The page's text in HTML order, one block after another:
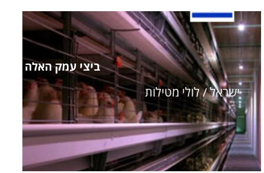
ביצי עמק האלה
ישראל / לולי מטילות